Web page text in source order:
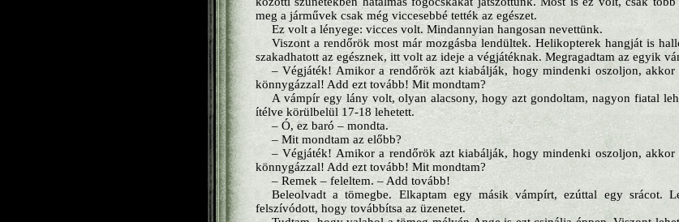
meg a járművek csak még viccesebbé tették az egészet.
Ez volt a lényege: vicces volt. Mindannyian hangosan nevettünk.
Viszont a rendőrök most már mozgásba lendültek. Helikopterek hangját is
szakadhatott az egésznek, itt volt az ideje a végjátéknak. Megragadtam az egyik
– Végjáték! Amikor a rendőrök azt kiabálják, hogy mindenki oszoljon,
könnygázzal! Add ezt tovább! Mit mondtam?
A vámpír egy lány volt, olyan alacsony, hogy azt gondoltam, nagyon fiatal
ítélve körülbelül 17-18 lehetett.
– Ó, ez baró – mondta.
– Mit mondtam az előbb?
– Végjáték! Amikor a rendőrök azt kiabálják, hogy mindenki oszoljon,
könnygázzal! Add ezt tovább! Mit mondtam?
– Remek – feleltem. – Add tovább!
Beleolvadt a tömegbe. Elkaptam egy másik vámpírt, ezúttal egy srácot.
felszívódott, hogy továbbítsa az üzenetet.